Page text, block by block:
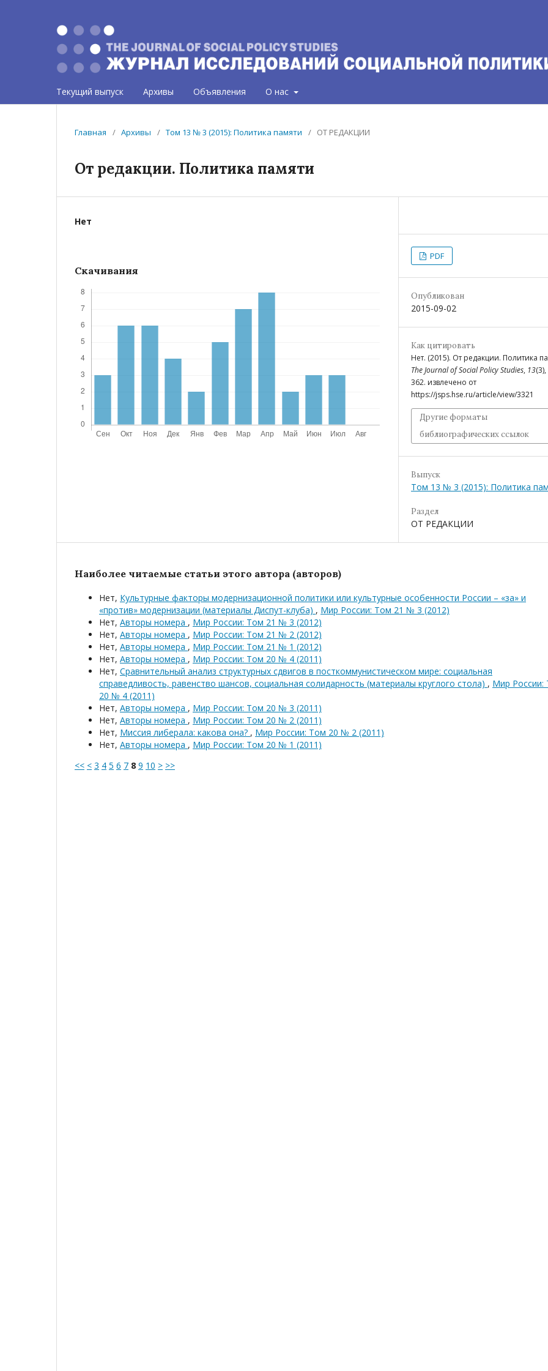
Текущий выпуск Архивы Объявления О нас
Главная / Архивы / Том 13 № 3 (2015): Политика памяти / ОТ РЕДАКЦИИ
От редакции. Политика памяти
Нет
Скачивания
PDF
Опубликован
2015-09-02
Как цитировать
Нет. (2015). От редакции. Политика
The Journal of Social Policy Studies, 13
362. извлечено от
https://jsps.hse.ru/article/view/3321
Другие форматы
библиографических ссылок
Выпуск
Том 13 № 3 (2015): Политика
Раздел
ОТ РЕДАКЦИИ
Наиболее читаемые статьи этого автора (авторов)
Нет, Культурные факторы модернизационной политики или культурные особенности России – «за» и
«против» модернизации (материалы Диспут-клуба) , Мир России: Том 21 № 3 (2012)
Нет, Авторы номера , Мир России: Том 21 № 3 (2012)
Нет, Авторы номера , Мир России: Том 21 № 2 (2012)
Нет, Авторы номера , Мир России: Том 21 № 1 (2012)
Нет, Авторы номера , Мир России: Том 20 № 4 (2011)
Нет, Сравнительный анализ структурных сдвигов в посткоммунистическом мире: социальная
справедливость, равенство шансов, социальная солидарность (материалы круглого стола) , Мир России:
20 № 4 (2011)
Нет, Авторы номера , Мир России: Том 20 № 3 (2011)
Нет, Авторы номера , Мир России: Том 20 № 2 (2011)
Нет, Миссия либерала: какова она? , Мир России: Том 20 № 2 (2011)
Нет, Авторы номера , Мир России: Том 20 № 1 (2011)
<< < 3 4 5 6 7 8 9 10 > >>